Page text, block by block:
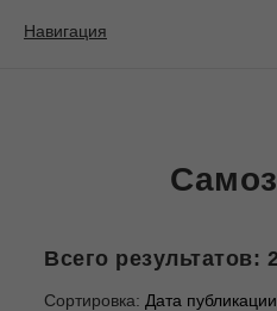
Навигация
Всего результатов:
Сортировка: Дата публикации